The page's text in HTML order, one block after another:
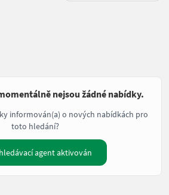
nejsou žádné nabídky.
informován(a) o nových nabídkách pro
toto hledání?
agent aktivován